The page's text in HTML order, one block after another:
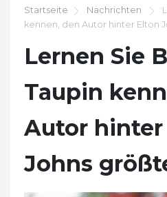
Startseite Nachrichten
kennen, den Autor hinter Elton
Lernen Sie
Taupin
Autor hinter
Johns